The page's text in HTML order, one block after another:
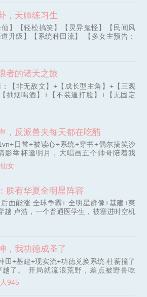
驻唐大使馆，正式成立！ 第四天：开设
大贸易，发展古今丝绸之路！ 随着华夏和
不管是军事，民生，还是其他方面都给大唐
提升，也给天策上将和他的臣子们带来了
。 李世民：“朕，还不知道，仗还能这么
让他长长见识！” 孙思邈：“华夏医术，妙
体居然是由细胞组成的啊！” .... 看着不断
，秦轩嘴角比AK还难压：“你们发展的快
更进一部啊！”
，天师练习生
仙】【轻松搞笑】【灵异鬼怪】【民间风
升级】【系统种田流】 【多女主预告：
、猫女、狐女】 别人家的道士下山：斩
天行道，匡扶正义！ 江守仙风道骨地一
火钱，微信还是支付宝？” 一个大学毕业
爷爷的破落道观，意外获得道家至宝【岁寒
要完成任务就能修仙。 只是…… 背后似乎
大因果…… 而且他渐渐发
者的诸天之旅
【非无敌文】+【成长型主角】+【三观
抽烟喝酒】+【不装逼打脸】+【无固定
不是每个出场的女性角色，都会成为主角
些想看全收种马文的，别来！主角绿别人
世界皆为原创。 某个初级文明（相当于
，天空中闪出一道缝隙，飞出来一个残破
走在路上的苏落，就那么悲催地被某个人
破系统砸死了。
，反派兽夫每天都在吃醋
日常+被读心+系统+穿书+偶尔搞笑沙
影举杯邀明月，大唱画五个帅哥陪着我
世成反派的早死炮灰未婚妻 睁眼就是下
现场，她将被流放至死的紧急关头 面对
叫：这已经不是帅不帅的事了，这是要小
冷酷银狼夜肆冷眼看她：你这个恶雌，使
段，找死 其他几个反派看她也像看死人
强，表面诚恳：都
女
朕有华夏全明星阵容
面能涨 全球争霸+ 全明星群像+基建+爽
越 卢浩，一个普通医学生，被塞进时空机
任务：辅助秦始皇统一全球。 金手指：
+足够用的历史知识。 秦始皇皱眉问：你
扫六国余孽，定百年国策。 紧接着，华
群巅峰人物相继到来 军备升级、后勤体
报网不断延伸、经济起飞、基建铺开……
电骑横
，我功德成圣了
田+基建+现实流+功德兑换系统 杜蘅撞了
越了。 开局就流浪荒野，差点被野兽吃
刻一身穿银甲手持弹弓的三眼猎人所救，
江口杨二郎。杜蘅懵了。 杨二郎? 灌江
945